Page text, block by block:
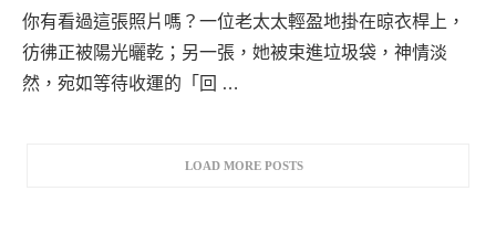
你有看過這張照片嗎？一位老太太輕盈地掛在晾衣桿上，
彷彿正被陽光曬乾；另一張，她被束進垃圾袋，神情淡
然，宛如等待收運的「回 …
LOAD MORE POSTS